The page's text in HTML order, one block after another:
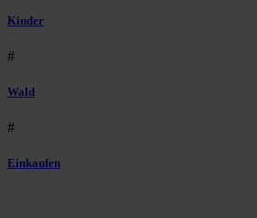
Kinder
#
Wald
#
Einkaufen